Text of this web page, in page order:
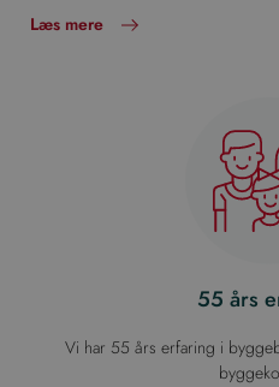
Læs mere
55 års
Vi har 55 års erfaring i